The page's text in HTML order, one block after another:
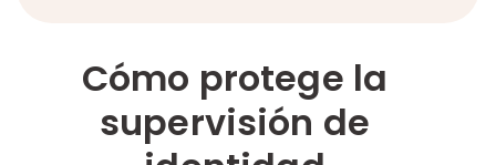
Cómo protege la
supervisión de